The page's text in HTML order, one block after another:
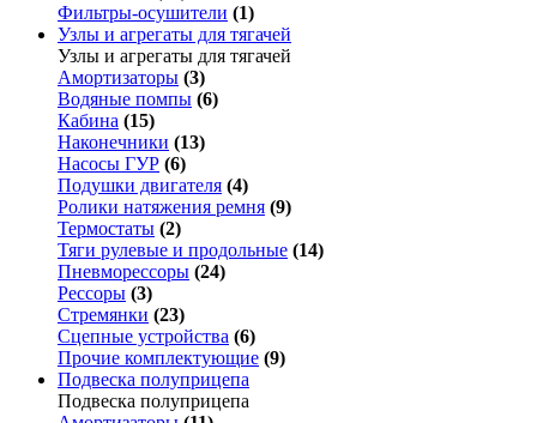
Фильтры-осушители (1)
Узлы и агрегаты для тягачей
Узлы и агрегаты для тягачей
Амортизаторы (3)
Водяные помпы (6)
Кабина (15)
Наконечники (13)
Насосы ГУР (6)
Подушки двигателя (4)
Ролики натяжения ремня (9)
Термостаты (2)
Тяги рулевые и продольные (14)
Пневморессоры (24)
Рессоры (3)
Стремянки (23)
Сцепные устройства (6)
Прочие комплектующие (9)
Подвеска полуприцепа
Подвеска полуприцепа